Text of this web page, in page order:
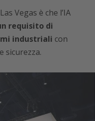
Vegas è che l’IA
requisito di
industriali con
sicurezza.